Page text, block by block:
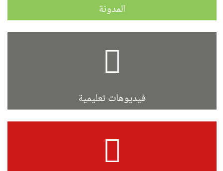
المدونة
فيديوهات تعليمية